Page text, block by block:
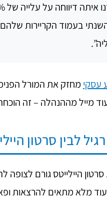
בעמוד הקריירות
עסקי מחזק את המורל
עוד מייל מההנהלה – זה
לבין סרטון
היילייטס גורם
מלא מתאים להרצאות